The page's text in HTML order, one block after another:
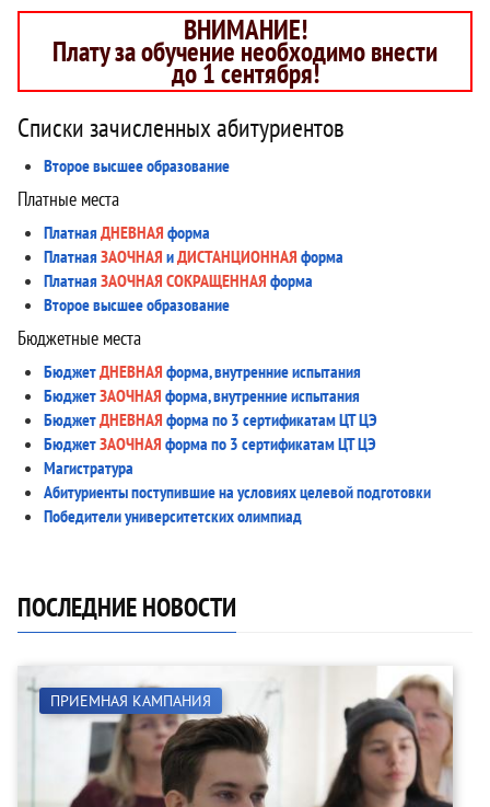
ВНИМАНИЕ!
Плату за обучение необходимо внести
до 1 сентября!
Списки зачисленных абитуриентов
Второе высшее образование
Платные места
Платная ДНЕВНАЯ форма
Платная ЗАОЧНАЯ иДИСТАНЦИОННАЯ форма
Платная ЗАОЧНАЯ СОКРАЩЕННАЯ форма
Второе высшее образование
Бюджетные места
БюджетДНЕВНАЯ форма, внутренние испытания
БюджетЗАОЧНАЯ форма, внутренние испытания
БюджетДНЕВНАЯ форма по 3 сертификатам ЦТ ЦЭ
БюджетЗАОЧНАЯ форма по 3 сертификатам ЦТ ЦЭ
Магистратура
Абитуриенты поступившие на условиях целевой подготовки
Победители университетских олимпиад
ПОСЛЕДНИЕ НОВОСТИ
ПРИЕМНАЯ КАМПАНИЯ